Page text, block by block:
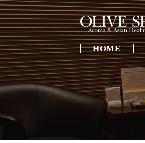
HOME